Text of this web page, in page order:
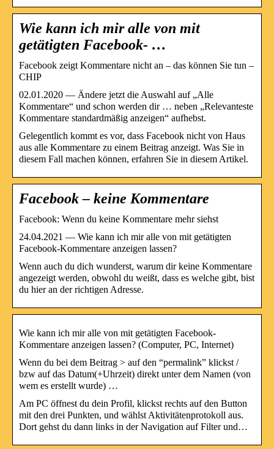
Wie kann ich mir alle von mit
getätigten Facebook- …
Facebook zeigt Kommentare nicht an – das können Sie tun –
CHIP
02.01.2020 — Ändere jetzt die Auswahl auf „Alle
Kommentare“ und schon werden dir … neben „Relevanteste
Kommentare standardmäßig anzeigen“ aufhebst.
Gelegentlich kommt es vor, dass Facebook nicht von Haus
aus alle Kommentare zu einem Beitrag anzeigt. Was Sie in
diesem Fall machen können, erfahren Sie in diesem Artikel.
Facebook – keine Kommentare
Facebook: Wenn du keine Kommentare mehr siehst
24.04.2021 — Wie kann ich mir alle von mit getätigten
Facebook-Kommentare anzeigen lassen?
Wenn auch du dich wunderst, warum dir keine Kommentare
angezeigt werden, obwohl du weißt, dass es welche gibt, bist
du hier an der richtigen Adresse.
Wie kann ich mir alle von mit getätigten Facebook-
Kommentare anzeigen lassen? (Computer, PC, Internet)
Wenn du bei dem Beitrag > auf den “permalink” klickst /
bzw auf das Datum(+Uhrzeit) direkt unter dem Namen (von
wem es erstellt wurde) …
Am PC öffnest du dein Profil, klickst rechts auf den Button
mit den drei Punkten, und wählst Aktivitätenprotokoll aus.
Dort gehst du dann links in der Navigation auf Filter und…